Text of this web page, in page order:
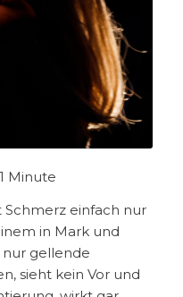
Minute
Schmerz einfach nur
in Mark und
nur gellende
sieht kein Vor und